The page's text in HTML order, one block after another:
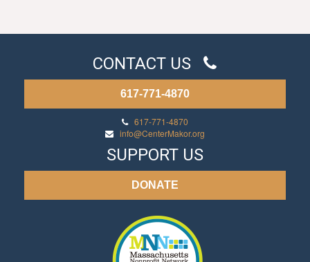
CONTACT US
617-771-4870
617-771-4870
info@CenterMakor.org
SUPPORT US
DONATE